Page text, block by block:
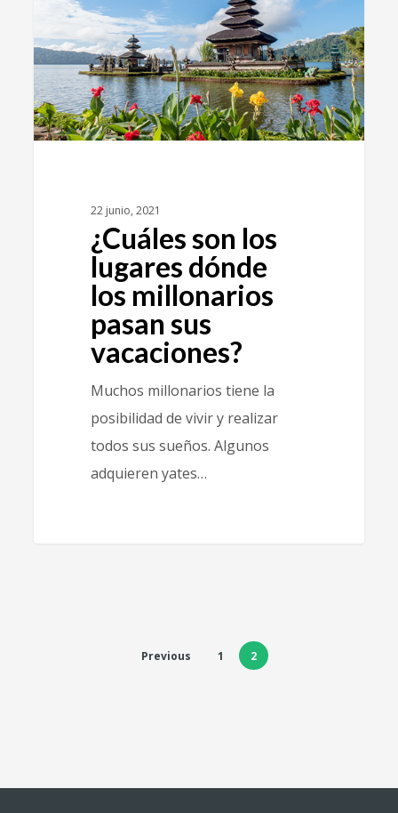
22 junio, 2021
¿Cuáles son los
lugares dónde
los millonarios
pasan sus
vacaciones?
Muchos millonarios tiene la
posibilidad de vivir y realizar
todos sus sueños. Algunos
adquieren yates…
Previous 1 2